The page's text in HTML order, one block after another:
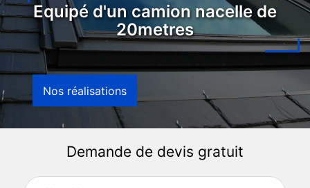
Equipé d'un camion nacelle de
20metres
Nos réalisations
Demande de devis gratuit